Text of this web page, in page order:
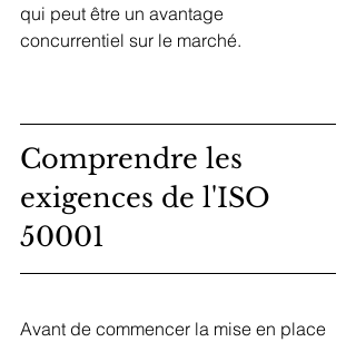
qui peut être un avantage
concurrentiel sur le marché.
Comprendre les
exigences de l'ISO
50001
Avant de commencer la mise en place